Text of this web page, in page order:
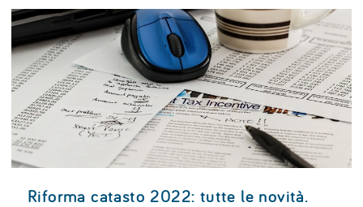
Riforma catasto 2022: tutte le novità.